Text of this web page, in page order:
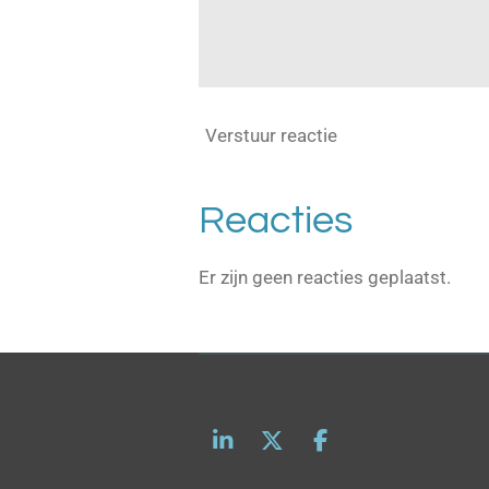
Verstuur reactie
Reacties
Er zijn geen reacties geplaatst.
L
X
F